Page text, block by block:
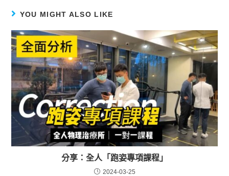
YOU MIGHT ALSO LIKE
分享：全人「跑姿專項課程」
2024-03-25